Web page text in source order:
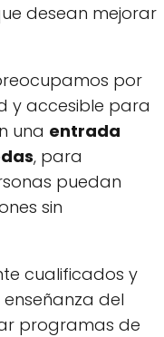
desean mejorar
por
y accesible para
una entrada
, para
puedan
sin
cualificados y
del
programas de